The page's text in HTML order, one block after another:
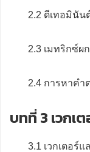
2.2 ดีเทอมินัน
2.3 เมทริกซ์ผ
2.4 การหาคำ
บทที่ 3 เวกเ
3.1 เวกเตอร์